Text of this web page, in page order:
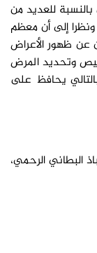
للعديد من
ونظرا إلى أن معظم
عن ظهور الأعراض
وتحديد المرض
يحافظ على
البطاني الرحمي،